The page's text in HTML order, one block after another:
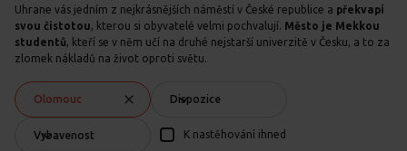
Uhrane vás jedním z nejkrásnějších náměstí v České republice a překvapí
svou čistotou, kterou si obyvatelé velmi pochvalují. Město je Mekkou
studentů, kteří se v něm učí na druhé nejstarší univerzitě v Česku, a to za
zlomek nákladů na život oproti světu.
Olomouc Dispozice
Vybavenost K nastěhování ihned